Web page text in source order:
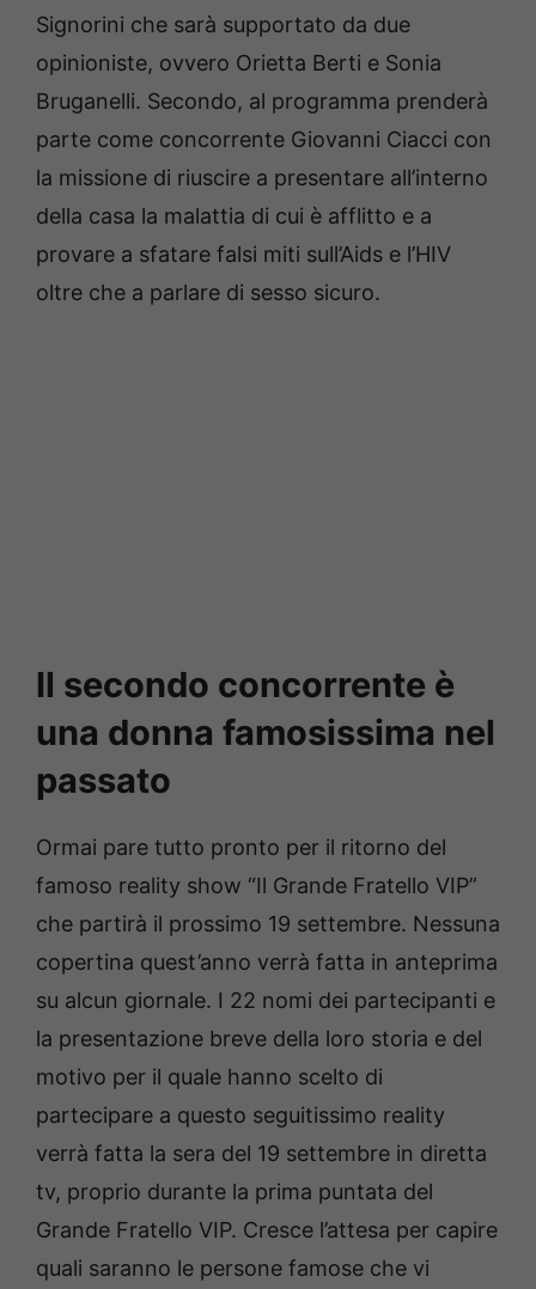
Signorini che sarà supportato da due
opinioniste, ovvero Orietta Berti e Sonia
Bruganelli. Secondo, al programma prenderà
parte come concorrente Giovanni Ciacci con
la missione di riuscire a presentare all’interno
della casa la malattia di cui è afflitto e a
provare a sfatare falsi miti sull’Aids e l’HIV
oltre che a parlare di sesso sicuro.
Il secondo concorrente è
una donna famosissima nel
passato
Ormai pare tutto pronto per il ritorno del
famoso reality show “Il Grande Fratello VIP”
che partirà il prossimo 19 settembre. Nessuna
copertina quest’anno verrà fatta in anteprima
su alcun giornale. I 22 nomi dei partecipanti e
la presentazione breve della loro storia e del
motivo per il quale hanno scelto di
partecipare a questo seguitissimo reality
verrà fatta la sera del 19 settembre in diretta
tv, proprio durante la prima puntata del
Grande Fratello VIP. Cresce l’attesa per capire
quali saranno le persone famose che vi